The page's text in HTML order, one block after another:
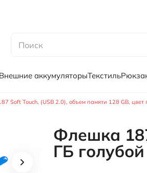
Внешние аккумуляторыТекстиль
Soft Touch, (USB 2.0), объем памяти 128 GB, цвет
Флешка
ГБ голубой